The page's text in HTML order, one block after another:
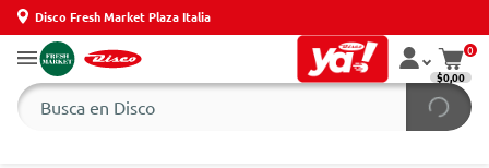
Disco Fresh Market Plaza Italia
0
$0,00